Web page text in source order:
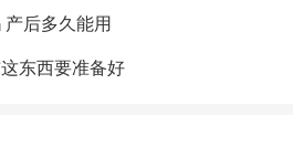
后多久能用
东西要准备好